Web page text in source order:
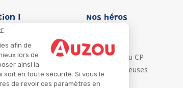
afin de
lors de
ainsi la
soit en toute sécurité. Si vous le
de revoir ces paramètres en
! Nos héros
P'tit Loup
Les Héros du CP
Les Influenceuses
Migali